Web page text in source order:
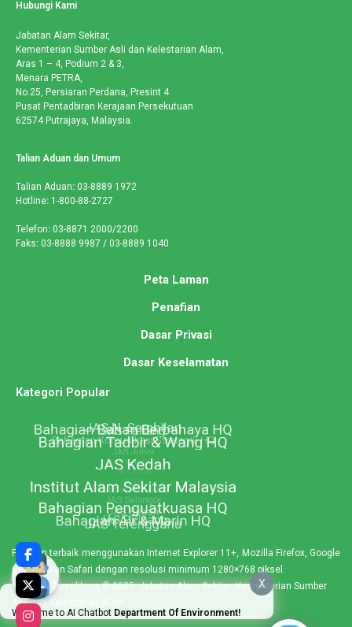
Hubungi Kami
Jabatan Alam Sekitar,
Kementerian Sumber Asli dan Kelestarian Alam,
Aras 1 – 4, Podium 2 & 3,
Menara PETRA,
No.25, Persiaran Perdana, Presint 4
Pusat Pentadbiran Kerajaan Persekutuan
62574 Putrajaya, Malaysia.
Talian Aduan dan Umum
Talian Aduan: 03-8889 1972
Hotline: 1-800-88-2727
Telefon: 03-8871 2000/2200
Faks: 03-8888 9987 / 03-8889 1040
Peta Laman
Penafian
Dasar Privasi
Dasar Keselamatan
Kategori Popular
Paparan terbaik menggunakan Internet Explorer 11+, Mozilla Firefox, Google
Chrome dan Safari dengan resolusi minimum 1280×768 piksel.
Hakcipta Terpelihara © 2025. Jabatan Alam Sekitar, Kementerian Sumber
Asli dan Kelestarian Alam
X
Welcome to AI Chatbot Department Of Environment!